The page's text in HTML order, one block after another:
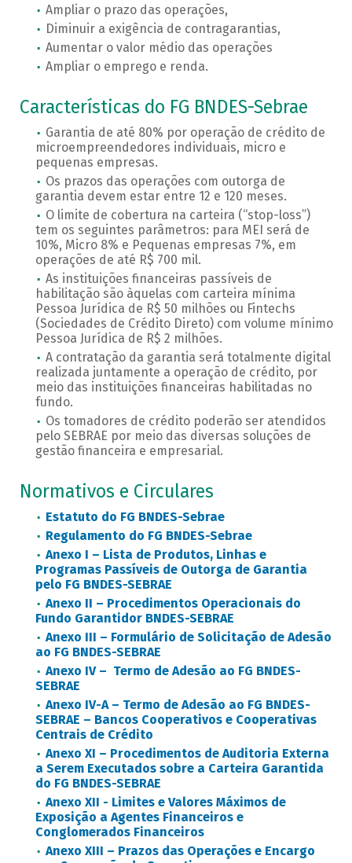
Ampliar o prazo das operações,
Diminuir a exigência de contragarantias,
Aumentar o valor médio das operações
Ampliar o emprego e renda.
Características do FG BNDES-Sebrae
Garantia de até 80% por operação de crédito de
microempreendedores individuais, micro e
pequenas empresas.
Os prazos das operações com outorga de
garantia devem estar entre 12 e 120 meses.
O limite de cobertura na carteira (“stop-loss”)
tem os seguintes parâmetros: para MEI será de
10%, Micro 8% e Pequenas empresas 7%, em
operações de até R$ 700 mil.
As instituições financeiras passíveis de
habilitação são àquelas com carteira mínima
Pessoa Jurídica de R$ 50 milhões ou Fintechs
(Sociedades de Crédito Direto) com volume mínimo
Pessoa Jurídica de R$ 2 milhões.
A contratação da garantia será totalmente digital
realizada juntamente a operação de crédito, por
meio das instituições financeiras habilitadas no
fundo.
Os tomadores de crédito poderão ser atendidos
pelo SEBRAE por meio das diversas soluções de
gestão financeira e empresarial.
Normativos e Circulares
Estatuto do FG BNDES-Sebrae
Regulamento do FG BNDES-Sebrae
Anexo I – Lista de Produtos, Linhas e
Programas Passíveis de Outorga de Garantia
pelo FG BNDES-SEBRAE
Anexo II – Procedimentos Operacionais do
Fundo Garantidor BNDES-SEBRAE
Anexo III – Formulário de Solicitação de Adesão
ao FG BNDES-SEBRAE
Anexo IV – Termo de Adesão ao FG BNDES-
SEBRAE
Anexo IV-A – Termo de Adesão ao FG BNDES-
SEBRAE – Bancos Cooperativos e Cooperativas
Centrais de Crédito
Anexo XI – Procedimentos de Auditoria Externa
a Serem Executados sobre a Carteira Garantida
do FG BNDES-SEBRAE
Anexo XII - Limites e Valores Máximos de
Exposição a Agentes Financeiros e
Conglomerados Financeiros
Anexo XIII – Prazos das Operações e Encargo